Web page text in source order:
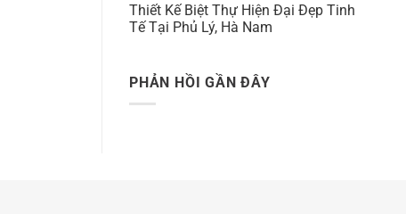
Thiết Kế Biệt Thự Hiện Đại Đẹp Tinh
Tế Tại Phủ Lý, Hà Nam
PHẢN HỒI GẦN ĐÂY